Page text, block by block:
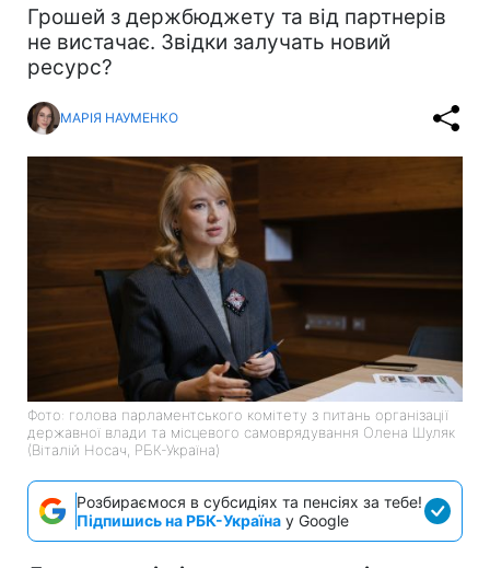
Грошей з держбюджету та від партнерів
не вистачає. Звідки залучать новий
ресурс?
МАРІЯ НАУМЕНКО
Фото: голова парламентського комітету з питань організації
державної влади та місцевого самоврядування Олена Шуляк
(Віталій Носач, РБК-Україна)
Розбираємося в субсидіях та пенсіях за тебе!
Підпишись на РБК-Україна у Google